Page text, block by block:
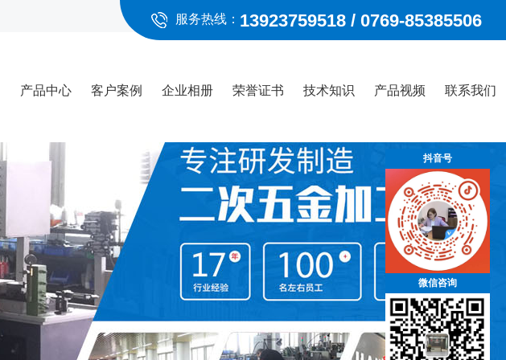
服务热线： 13923759518 / 0769-85385506
产品中心 客户案例 企业相册 荣誉证书 技术知识 产品视频 联系我们
抖音号
微信咨询